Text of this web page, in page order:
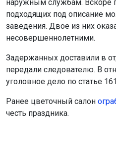
наружным службам. Вскоре
подходящих под описание
заведения. Двое из них
несовершеннолетними.
Задержанных доставили в
передали следователю. В
уголовное дело по статье
Ранее цветочный салон
честь праздника.